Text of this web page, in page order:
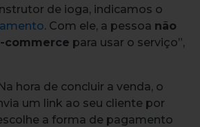
de ioga, indicamos o
. Com ele, a pessoa não
commerce para usar o serviço”,
hora de concluir a venda, o
um link ao seu cliente por
a forma de pagamento